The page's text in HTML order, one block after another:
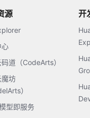
源
心
道（CodeArts）
坊
）
型即服务
开